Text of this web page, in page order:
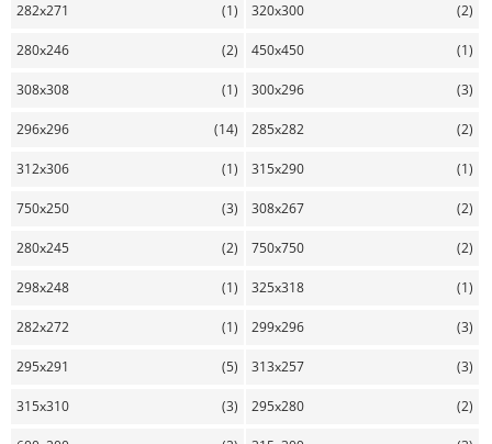
282x271 (1) 320x300 (2)
280x246 (2) 450x450 (1)
308x308 (1) 300x296 (3)
296x296 (14) 285x282 (2)
312x306 (1) 315x290 (1)
750x250 (3) 308x267 (2)
280x245 (2) 750x750 (2)
298x248 (1) 325x318 (1)
282x272 (1) 299x296 (3)
295x291 (5) 313x257 (3)
315x310 (3) 295x280 (2)